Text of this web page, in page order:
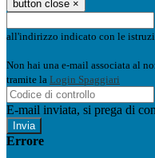
button close ×
all'indirizzo indicato con le
Non hai una e-mail associata al
tramite la Login Spaggiari
E-mail inviata, si prega di
Errore